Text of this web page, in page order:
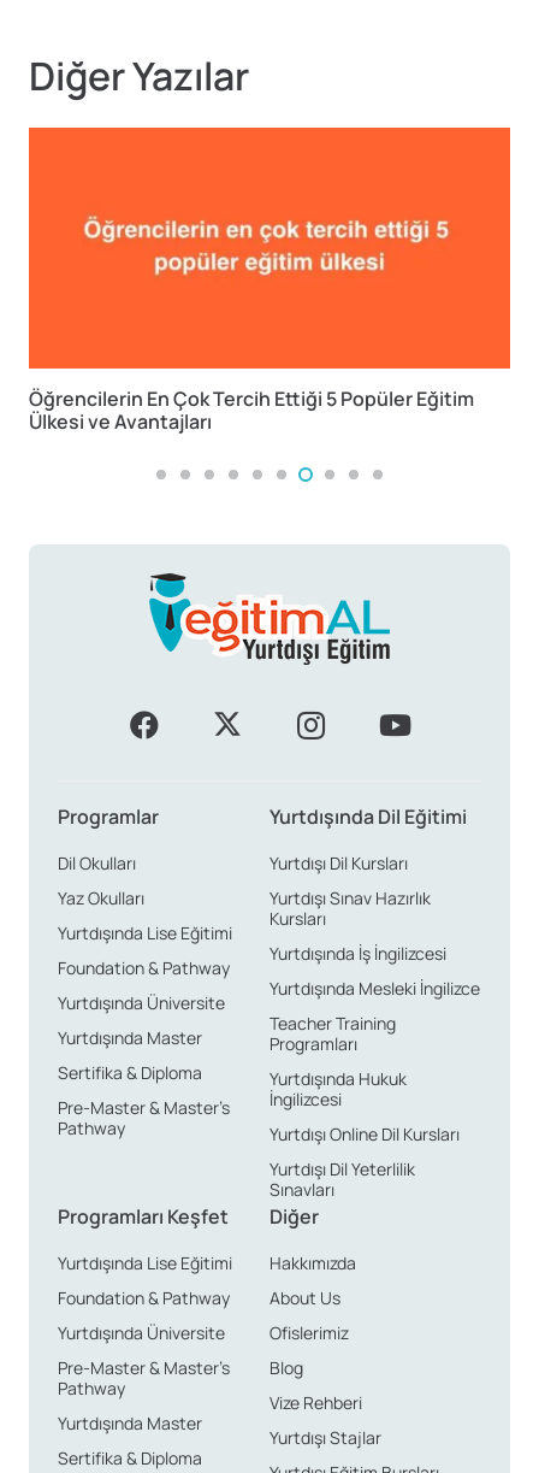
Diğer Yazılar
En Çok Tercih Ettiği 5 Popüler Eğitim
Avantajları
Programlar
Dil Okulları
Yaz Okulları
Yurtdışında Lise Eğitimi
Foundation & Pathway
Yurtdışında Üniversite
Yurtdışında Master
Sertifika & Diploma
Pre-Master & Master’s
Pathway
Yurtdışında Dil Eğitimi
Yurtdışı Dil Kursları
Yurtdışı Sınav Hazırlık
Kursları
Yurtdışında İş İngilizcesi
Yurtdışında Mesleki İngilizce
Teacher Training
Programları
Yurtdışında Hukuk
İngilizcesi
Yurtdışı Online Dil Kursları
Yurtdışı Dil Yeterlilik
Sınavları
Programları Keşfet
Yurtdışında Lise Eğitimi
Foundation & Pathway
Yurtdışında Üniversite
Pre-Master & Master’s
Pathway
Yurtdışında Master
Sertifika & Diploma
Diğer
Hakkımızda
About Us
Ofislerimiz
Blog
Vize Rehberi
Yurtdışı Stajlar